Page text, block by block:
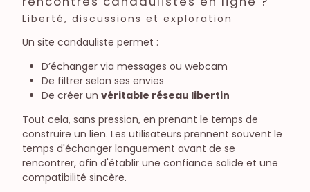
Liberté, discussions et exploration
Un site candauliste permet :
D’échanger via messages ou webcam
De filtrer selon ses envies
De créer un véritable réseau libertin
Tout cela, sans pression, en prenant le temps de
construire un lien. Les utilisateurs prennent souvent le
temps d'échanger longuement avant de se
rencontrer, afin d'établir une confiance solide et une
compatibilité sincère.